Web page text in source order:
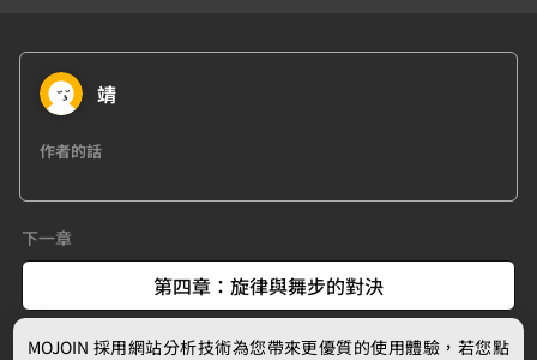
靖
作者的話
下一章
第四章：旋律與舞步的對決
MOJOIN 採用網站分析技術為您帶來更優質的使用體驗，若您點